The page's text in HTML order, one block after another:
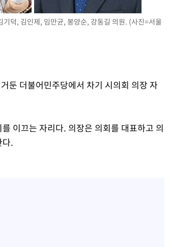
덕, 김인제, 임만균, 봉양순, 강동길 의원. (사진=서울
둔 더불어민주당에서 차기 시의회 의장 자
이끄는 자리다. 의장은 의회를 대표하고 의
다.